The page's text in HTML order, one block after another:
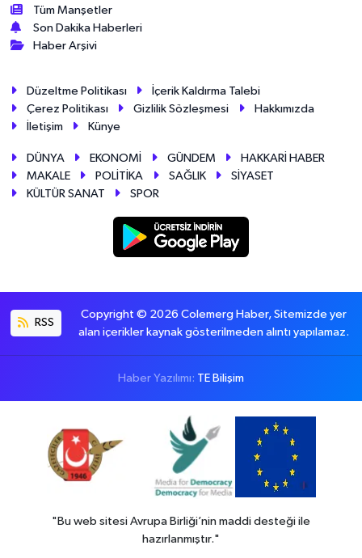
Tüm Manşetler
Son Dakika Haberleri
Haber Arşivi
Düzeltme Politikası
İçerik Kaldırma Talebi
Çerez Politikası
Gizlilik Sözleşmesi
Hakkımızda
İletişim
Künye
DÜNYA EKONOMİ GÜNDEM
HAKKARİ HABER
MAKALE
POLİTİKA SAĞLIK
SİYASET
KÜLTÜR SANAT
SPOR
RSS
Copyright © 2026 Colemerg Haber, Sitemizde yer
alan içerikler kaynak gösterilmeden alıntı yapılamaz.
Haber Yazılımı: TE Bilişim
"Bu web sitesi Avrupa Birliği’nin maddi desteği ile
hazırlanmıştır."